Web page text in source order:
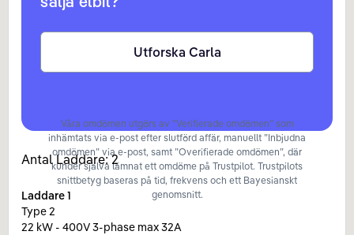
Utforska Carla
Våra omdömen utgörs av ”Verifierade omdömen” som
inhämtats via e-post efter slutförd affär, manuellt ”Inbjudna
omdömen” via e-post, samt ”Overifierade omdömen”, där
kunder själva lämnat ett omdöme på Trustpilot. Trustpilots
snittbetyg baseras på tid, frekvens och ett Bayesianskt
genomsnitt.
Antal Laddare:2
Laddare1
Type 2
22 kW - 400V 3-phase max 32A